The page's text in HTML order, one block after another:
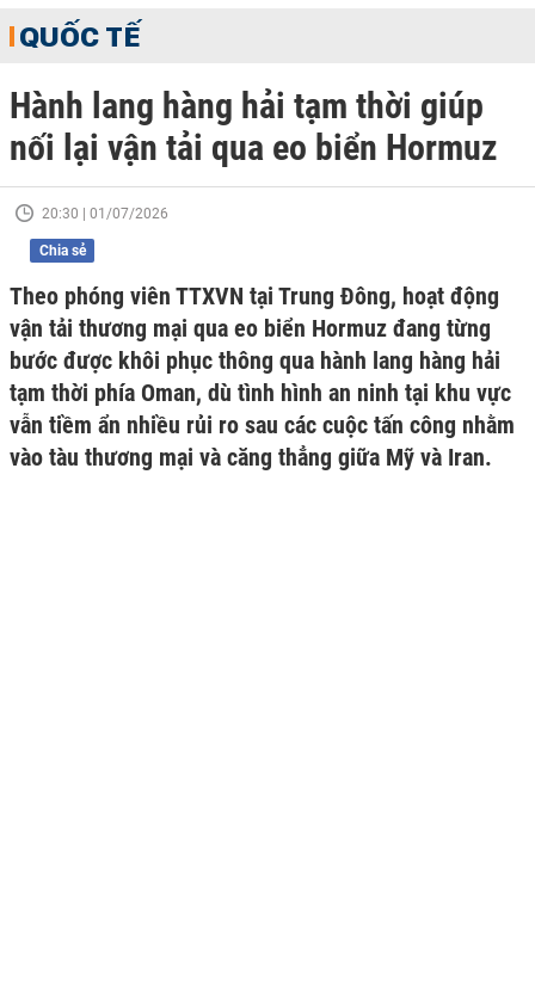
QUỐC TẾ
Hành lang hàng hải tạm thời giúp
nối lại vận tải qua eo biển Hormuz
20:30 | 01/07/2026
Chia sẻ
Theo phóng viên TTXVN tại Trung Đông, hoạt động
vận tải thương mại qua eo biển Hormuz đang từng
bước được khôi phục thông qua hành lang hàng hải
tạm thời phía Oman, dù tình hình an ninh tại khu vực
vẫn tiềm ẩn nhiều rủi ro sau các cuộc tấn công nhằm
vào tàu thương mại và căng thẳng giữa Mỹ và Iran.